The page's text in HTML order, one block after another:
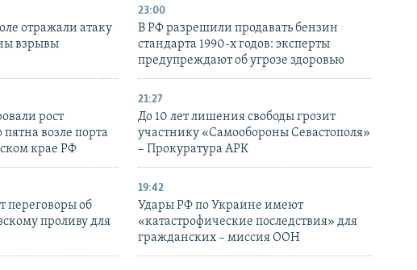
отражали атаку
взрывы
23:00
В РФ разрешили продавать бензин
стандарта 1990-х годов: эксперты
предупреждают об угрозе здоровью
рост
возле порта
крае РФ
21:27
До 10 лет лишения свободы грозит
участнику «Самообороны Севастополя»
– Прокуратура АРК
переговоры об
проливу для
19:42
Удары РФ по Украине имеют
«катастрофические последствия» для
гражданских – миссия ООН